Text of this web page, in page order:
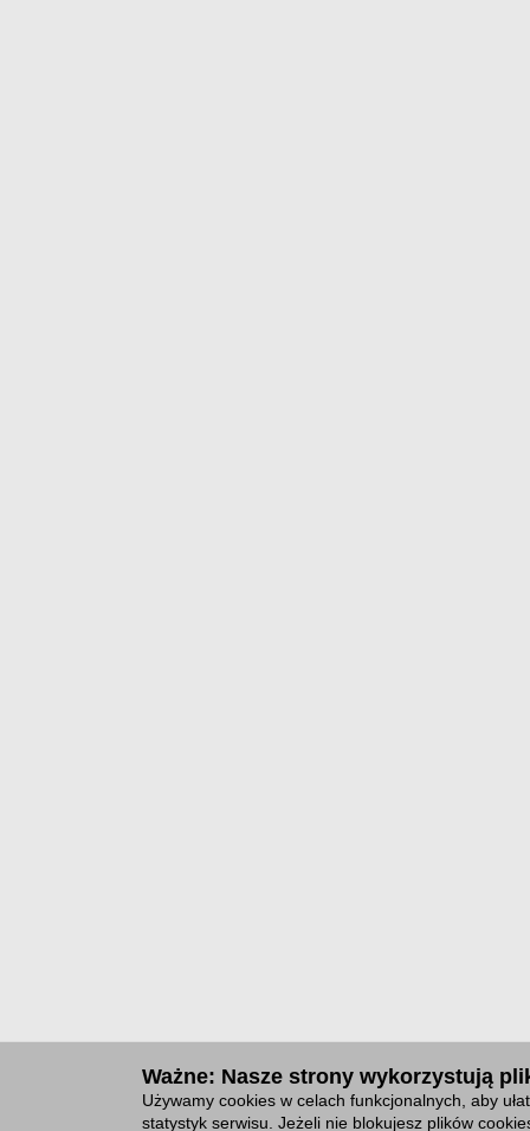
Ważne: Nasze strony wykorzystują
Używamy cookies w celach funkcjonalnych, aby
statystyk serwisu. Jeżeli nie blokujesz plików